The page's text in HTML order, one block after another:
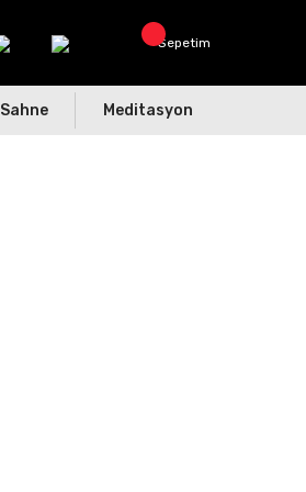
Sepetim
Sahne Meditasyon